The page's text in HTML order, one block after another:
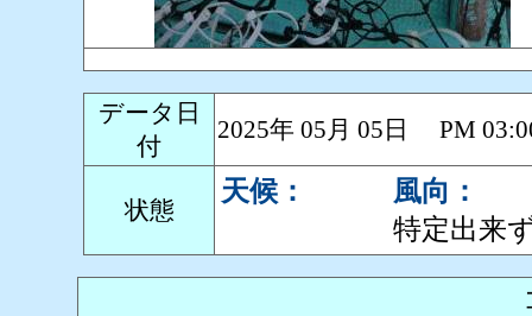
データ日
付
2025年 05月 05日 PM
状態
天候：
風向：
特定出来